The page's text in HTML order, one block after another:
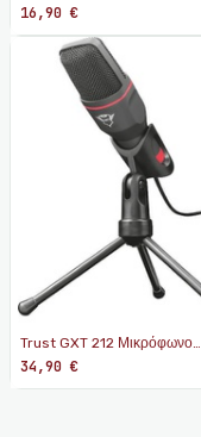
Clip On Type-C, XO-MKF08A
16,90 €
Trust GXT 212 Μικρόφωνο
Επιτραπέζιο
34,90 €